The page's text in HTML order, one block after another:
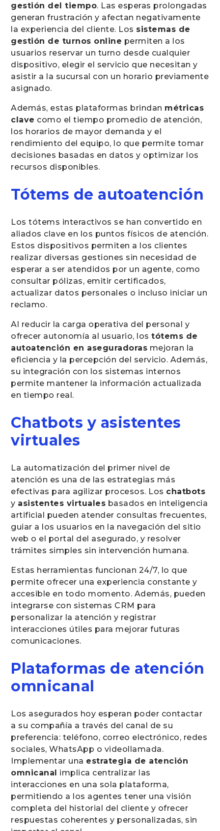
gestión del tiempo. Las esperas prolongadas
generan frustración y afectan negativamente
la experiencia del cliente. Los sistemas de
gestión de turnos online permiten a los
usuarios reservar un turno desde cualquier
dispositivo, elegir el servicio que necesitan y
asistir a la sucursal con un horario previamente
asignado.
Además, estas plataformas brindan métricas
clave como el tiempo promedio de atención,
los horarios de mayor demanda y el
rendimiento del equipo, lo que permite tomar
decisiones basadas en datos y optimizar los
recursos disponibles.
Tótems de autoatención
Los tótems interactivos se han convertido en
aliados clave en los puntos físicos de atención.
Estos dispositivos permiten a los clientes
realizar diversas gestiones sin necesidad de
esperar a ser atendidos por un agente, como
consultar pólizas, emitir certificados,
actualizar datos personales o incluso iniciar un
reclamo.
Al reducir la carga operativa del personal y
ofrecer autonomía al usuario, lostótems de
autoatención en aseguradoras mejoran la
eficiencia y la percepción del servicio. Además,
su integración con los sistemas internos
permite mantener la información actualizada
en tiempo real.
Chatbots y asistentes
virtuales
La automatización del primer nivel de
atención es una de las estrategias más
efectivas para agilizar procesos. Los chatbots
y asistentes virtuales basados en inteligencia
artificial pueden atender consultas frecuentes,
guiar a los usuarios en la navegación del sitio
web o el portal del asegurado, y resolver
trámites simples sin intervención humana.
Estas herramientas funcionan 24/7, lo que
permite ofrecer una experiencia constante y
accesible en todo momento. Además, pueden
integrarse con sistemas CRM para
personalizar la atención y registrar
interacciones útiles para mejorar futuras
comunicaciones.
Plataformas de atención
omnicanal
Los asegurados hoy esperan poder contactar
a su compañía a través del canal de su
preferencia: teléfono, correo electrónico, redes
sociales, WhatsApp o videollamada.
Implementar una estrategia de atención
omnicanal implica centralizar las
interacciones en una sola plataforma,
permitiendo a los agentes tener una visión
completa del historial del cliente y ofrecer
respuestas coherentes y personalizadas, sin